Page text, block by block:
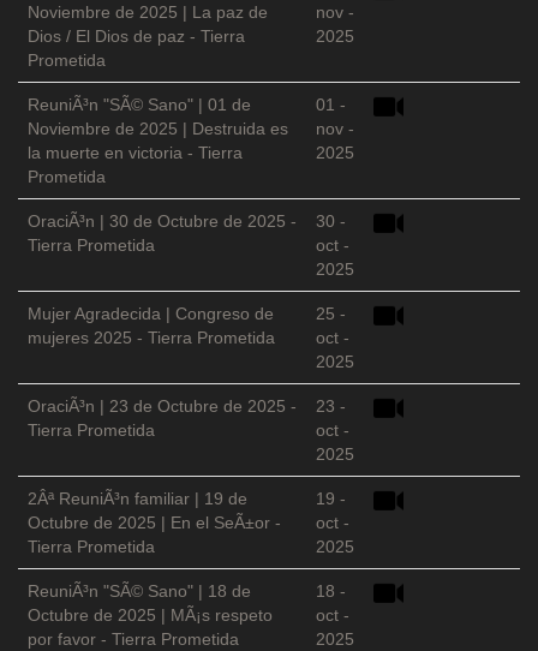
Noviembre de 2025 | La paz de
Dios / El Dios de paz - Tierra
Prometida
nov -
2025
ReuniÃ³n "SÃ© Sano" | 01 de
Noviembre de 2025 | Destruida es
la muerte en victoria - Tierra
Prometida
01 -
nov -
2025
OraciÃ³n | 30 de Octubre de 2025 -
Tierra Prometida
30 -
oct -
2025
Mujer Agradecida | Congreso de
mujeres 2025 - Tierra Prometida
25 -
oct -
2025
OraciÃ³n | 23 de Octubre de 2025 -
Tierra Prometida
23 -
oct -
2025
2Âª ReuniÃ³n familiar | 19 de
Octubre de 2025 | En el SeÃ±or -
Tierra Prometida
19 -
oct -
2025
ReuniÃ³n "SÃ© Sano" | 18 de
Octubre de 2025 | MÃ¡s respeto
por favor - Tierra Prometida
18 -
oct -
2025